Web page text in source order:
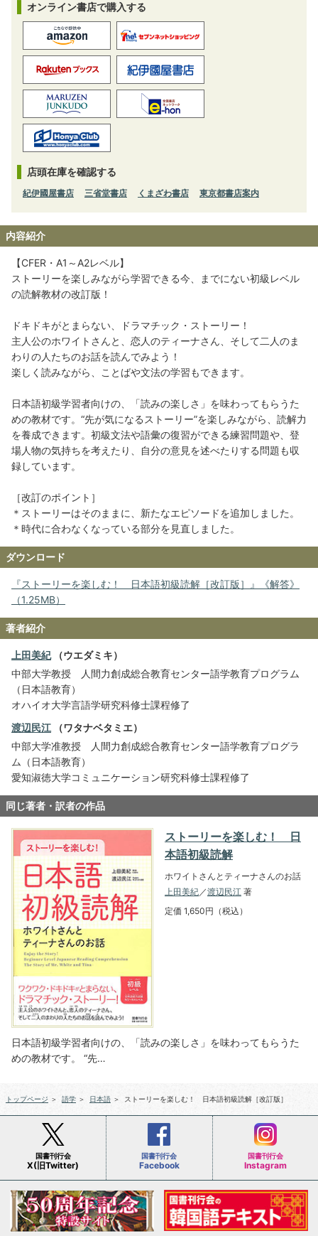
オンライン書店で購入する
店頭在庫を確認する
紀伊國屋書店 三省堂書店 くまざわ書店 東京都書店案内
内容紹介
【CFER・A1～A2レベル】
ストーリーを楽しみながら学習できる今、までにない初級レベル
の読解教材の改訂版！
ドキドキがとまらない、ドラマチック・ストーリー！
主人公のホワイトさんと、恋人のティーナさん、そして二人のま
わりの人たちのお話を読んでみよう！
楽しく読みながら、ことばや文法の学習もできます。
日本語初級学習者向けの、「読みの楽しさ」を味わってもらうた
めの教材です。“先が気になるストーリー”を楽しみながら、読解力
を養成できます。初級文法や語彙の復習ができる練習問題や、登
場人物の気持ちを考えたり、自分の意見を述べたりする問題も収
録しています。
［改訂のポイント］
＊ストーリーはそのままに、新たなエピソードを追加しました。
＊時代に合わなくなっている部分を見直しました。
ダウンロード
『ストーリーを楽しむ！ 日本語初級読解［改訂版］』《解答》
（1.25MB）
著者紹介
上田美紀（ウエダミキ）
中部大学教授 人間力創成総合教育センター語学教育プログラム
（日本語教育）
オハイオ大学言語学研究科修士課程修了
渡辺民江 （ワタナベタミエ）
中部大学准教授 人間力創成総合教育センター語学教育プログラ
ム（日本語教育）
愛知淑徳大学コミュニケーション研究科修士課程修了
同じ著者・訳者の作品
ストーリーを楽しむ！ 日
本語初級読解
ホワイトさんとティーナさんのお話
上田美紀／渡辺民江 著
定価 1,650円（税込）
日本語初級学習者向けの、「読みの楽しさ」を味わってもらうた
めの教材です。 “先…
トップページ ＞ 語学 ＞ 日本語 ＞ ストーリーを楽しむ！ 日本語初級読解［改訂版］
国書刊行会
X(旧Twitter)
国書刊行会
Facebook
国書刊行会
Instagram